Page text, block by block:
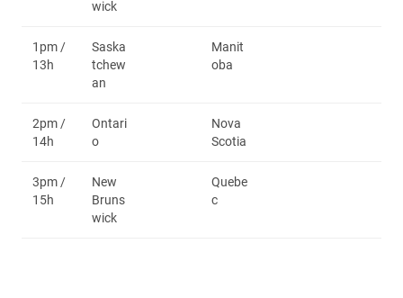
wick
1pm /
13h
Saska
tchew
an
Manit
oba
2pm /
14h
Ontari
o
Nova
Scotia
3pm /
15h
New
Bruns
wick
Quebe
c